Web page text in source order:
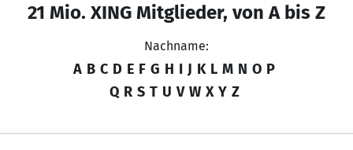
21 Mio. XING Mitglieder, von A bis Z
Nachname:
A B C D E F G H I J K L M N O P
Q R S T U V W X Y Z